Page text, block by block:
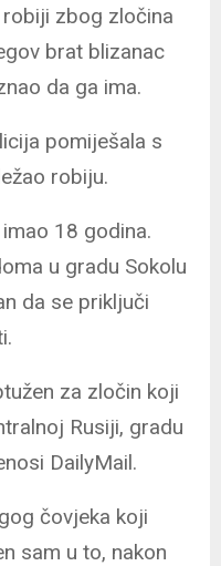
zbog zločina
brat blizanac
da ga ima.
pomiješala s
robiju.
18 godina.
u gradu Sokolu
da se priključi
za zločin koji
Rusiji, gradu
DailyMail.
čovjeka koji
sam u to, nakon